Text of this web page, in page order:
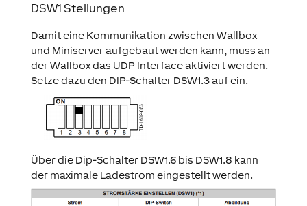
DSW1 Stellungen
Damit eine Kommunikation zwischen Wallbox
und Miniserver aufgebaut werden kann, muss an
der Wallbox das UDP Interface aktiviert werden.
Setze dazu den DIP-Schalter DSW1.3 auf ein.
Über die Dip-Schalter DSW1.6 bis DSW1.8 kann
der maximale Ladestrom eingestellt werden.